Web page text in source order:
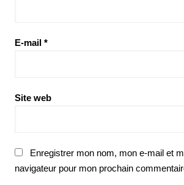
E-mail *
Site web
Enregistrer mon nom, mon e-mail et
navigateur pour mon prochain